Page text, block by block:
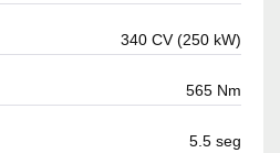
340 CV (250 kW)
565 Nm
5.5 seg